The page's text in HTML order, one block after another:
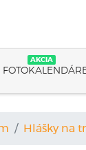
AKCIA
Hlášky na